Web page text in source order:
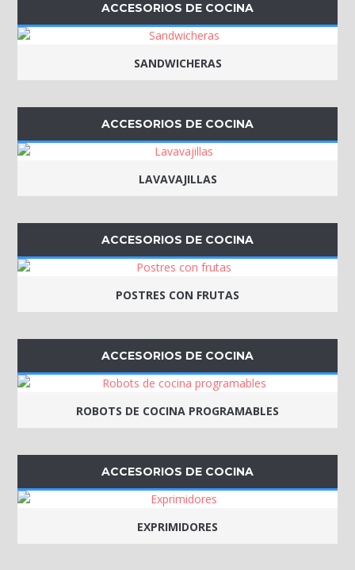
ACCESORIOS DE COCINA
SANDWICHERAS
ACCESORIOS DE COCINA
LAVAVAJILLAS
ACCESORIOS DE COCINA
POSTRES CON FRUTAS
ACCESORIOS DE COCINA
ROBOTS DE COCINA PROGRAMABLES
ACCESORIOS DE COCINA
EXPRIMIDORES